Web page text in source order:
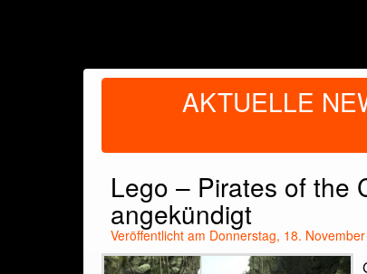
AKTUELLE
Lego – Pirates of the
angekündigt
Veröffentlicht am Donnerstag, 18.